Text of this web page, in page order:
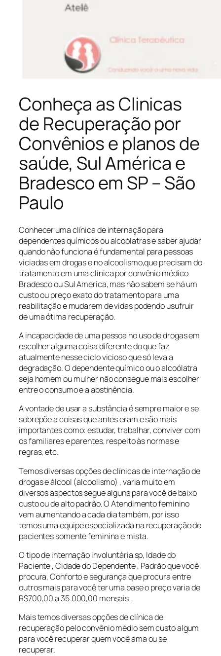
Conheça as Clinicas
de Recuperação por
Convênios e planos de
saúde, Sul América e
Bradesco em SP – São
Paulo
Conhecer uma clínica de internação para
dependentes químicos ou alcoólatras e saber ajudar
quando não funciona é fundamental para pessoas
viciadas em drogas e no alcoolismo,que precisam do
tratamento em uma clínica por convênio médico
Bradesco ou Sul América, mas não sabem se há um
custo ou preço exato do tratamento para uma
reabilitação e mudarem de vidas podendo usufruir
de uma ótima recuperação.
A incapacidade de uma pessoa no uso de drogas em
escolher alguma coisa diferente do que faz
atualmente nesse ciclo vicioso que só leva a
degradação. O dependente químico ou o alcoólatra
seja homem ou mulher não consegue mais escolher
entre o consumo e a abstinência.
A vontade de usar a substância é sempre maior e se
sobrepõe a coisas que antes eram e são mais
importantes como: estudar, trabalhar, conviver com
os familiares e parentes, respeito às normas e
regras, etc.
Temos diversas opções de clínicas de internação de
drogas e álcool (alcoolismo) , varia muito em
diversos aspectos segue alguns para você de baixo
custo ou de alto padrão. O Atendimento feminino
vem aumentando a cada dia também, por isso
temos uma equipe especializada na recuperação de
pacientes somente feminina e mista.
O tipo de internação involuntária sp, Idade do
Paciente , Cidade do Dependente , Padrão que você
procura, Conforto e segurança que procura entre
outros mais para você ter uma base o preço varia de
R$700,00 a 35.000,00 mensais .
Mais temos diversas opções de clínica de
recuperação pelo convênio médio sem custo algum
para você recuperar quem você ama ou se
recuperar.